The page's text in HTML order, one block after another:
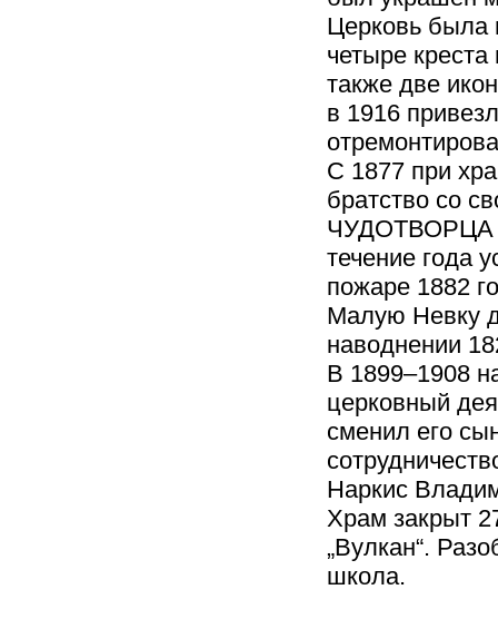
Церковь была
четыре
также две
в 1916
С 1877 при
братство со
ЧУДОТВОРЦА
течение года
пожаре 1882
Малую Невку
наводнении
В 1899–1908
церковный
сменил его
Наркис
Храм закрыт
„Вулкан“.
школа.